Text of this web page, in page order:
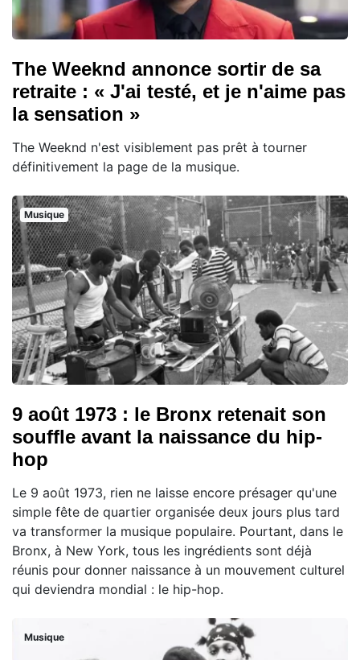
The Weeknd annonce sortir de sa
retraite : « J'ai testé, et je n'aime pas
la sensation »
The Weeknd n'est visiblement pas prêt à tourner
définitivement la page de la musique.
Musique
9 août 1973 : le Bronx retenait son
souffle avant la naissance du hip-
hop
Le 9 août 1973, rien ne laisse encore présager qu'une
simple fête de quartier organisée deux jours plus tard
va transformer la musique populaire. Pourtant, dans le
Bronx, à New York, tous les ingrédients sont déjà
réunis pour donner naissance à un mouvement culturel
qui deviendra mondial : le hip-hop.
Musique